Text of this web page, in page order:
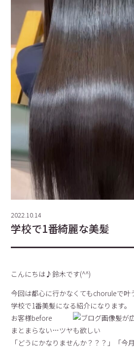
2022.10.14
学校で1番綺麗な美髪
こんにちは♪鈴木です(^^)
今回は都心に行かなくてもchoruleで叶
学校で1番美髪になる紹介になります。
お客様before
髪が
まとまらない…ツヤも欲しい
「どうにかなりませんか？？？」「今